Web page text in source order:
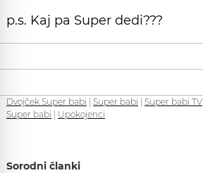
p.s. Kaj pa Super dedi???
Dvojček Super babi Super babi Super babi TV
Super babi
Upokojenci
Sorodni članki